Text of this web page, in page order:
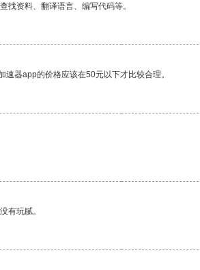
找资料、翻译语言、编写代码等。
器app的价格应该在50元以下才比较合理。
有玩腻。